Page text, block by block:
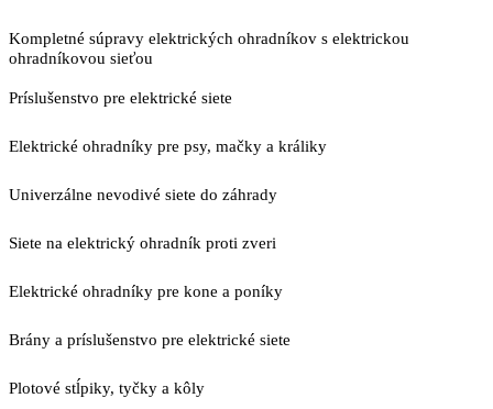
Kompletné súpravy elektrických ohradníkov s elektrickou
ohradníkovou sieťou
Príslušenstvo pre elektrické siete
Elektrické ohradníky pre psy, mačky a králiky
Univerzálne nevodivé siete do záhrady
Siete na elektrický ohradník proti zveri
Elektrické ohradníky pre kone a poníky
Brány a príslušenstvo pre elektrické siete
Plotové stĺpiky, tyčky a kôly